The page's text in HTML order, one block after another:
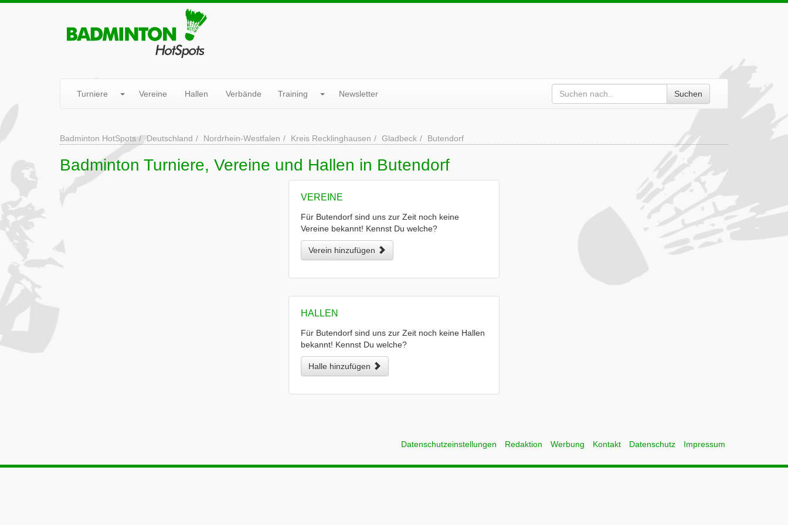
Turniere Vereine Hallen Verbände Training Newsletter Suchen
Badminton HotSpots Deutschland Nordrhein-Westfalen Kreis Recklinghausen Gladbeck Butendorf
Badminton Turniere, Vereine und Hallen in Butendorf
VEREINE
Für Butendorf sind uns zur Zeit noch keine
Vereine bekannt! Kennst Du welche?
Verein hinzufügen
HALLEN
Für Butendorf sind uns zur Zeit noch keine Hallen
bekannt! Kennst Du welche?
Halle hinzufügen
Datenschutzeinstellungen Redaktion Werbung Kontakt Datenschutz Impressum